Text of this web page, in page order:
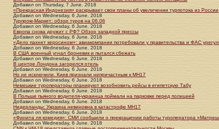
Добавил on Thursday, 7 June. 2018
«Прекрасная Индонезия» раскрывает свои планы об увеличении турпотока из России
Добавил on Wednesday, 6 June. 2018
Турпром-Маркет: обзор туров на 06.06
Добавил on Wednesday, 6 June. 2018
Европа снова дружит с РФ? Обзор западной прессы
Добавил on Wednesday, 6 June. 2018
«Дело пахнет керосином»: авиакомпании потребовали у правительства и ФАС
Добавил on Wednesday, 6 June. 2018
В США военный угнал броневик и пытался сбежать
Добавил on Wednesday, 6 June. 2018
В центре Лондона загорелся отель
Добавил on Wednesday, 6 June. 2018
Но не исключили. Киев признали непричастным к MH17
Добавил on Wednesday, 6 June. 2018
Немецкие туроператоры планируют возобновить рейсы в египетскую Табу
Добавил on Wednesday, 6 June. 2018
В Польше пьяного водителя-украинца поймали на парковке перед полицией
Добавил on Wednesday, 6 June. 2018
Нидерланды: Украина невиновна в катастрофе МН17
Добавил on Wednesday, 6 June. 2018
«Финита ля комедия»: СМИ сообщили о прекращении работы туроператора
Добавил on Wednesday, 6 June. 2018